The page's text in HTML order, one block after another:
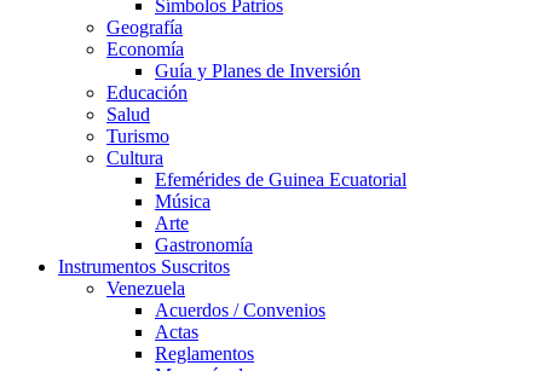
Símbolos Patrios
Geografía
Economía
Guía y Planes de Inversión
Educación
Salud
Turismo
Cultura
Efemérides de Guinea Ecuatorial
Música
Arte
Gastronomía
Instrumentos Suscritos
Venezuela
Acuerdos / Convenios
Actas
Reglamentos